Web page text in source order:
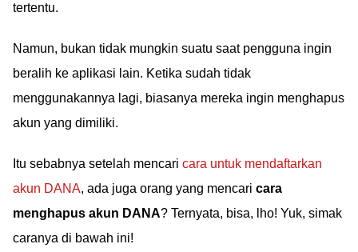
tertentu.
Namun, bukan tidak mungkin suatu saat pengguna ingin
beralih ke aplikasi lain. Ketika sudah tidak
menggunakannya lagi, biasanya mereka ingin menghapus
akun yang dimiliki.
Itu sebabnya setelah mencari cara untuk mendaftarkan
akun DANA, ada juga orang yang mencari cara
menghapus akun DANA? Ternyata, bisa, lho! Yuk, simak
caranya di bawah ini!